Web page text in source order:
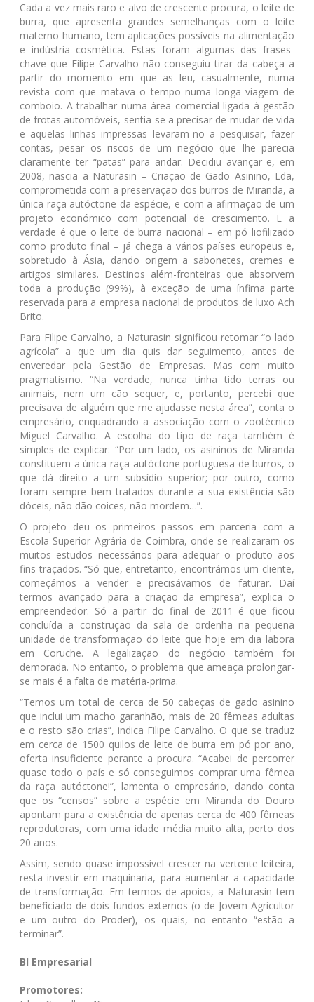
Cada a vez mais raro e alvo de crescente procura, o leite de
burra, que apresenta grandes semelhanças com o leite
materno humano, tem aplicações possíveis na alimentação
e indústria cosmética. Estas foram algumas das frases-
chave que Filipe Carvalho não conseguiu tirar da cabeça a
partir do momento em que as leu, casualmente, numa
revista com que matava o tempo numa longa viagem de
comboio. A trabalhar numa área comercial ligada à gestão
de frotas automóveis, sentia-se a precisar de mudar de vida
e aquelas linhas impressas levaram-no a pesquisar, fazer
contas, pesar os riscos de um negócio que lhe parecia
claramente ter “patas” para andar. Decidiu avançar e, em
2008, nascia a Naturasin – Criação de Gado Asinino, Lda,
comprometida com a preservação dos burros de Miranda, a
única raça autóctone da espécie, e com a afirmação de um
projeto económico com potencial de crescimento. E a
verdade é que o leite de burra nacional – em pó liofilizado
como produto final – já chega a vários países europeus e,
sobretudo à Ásia, dando origem a sabonetes, cremes e
artigos similares. Destinos além-fronteiras que absorvem
toda a produção (99%), à exceção de uma ínfima parte
reservada para a empresa nacional de produtos de luxo Ach
Brito.
Para Filipe Carvalho, a Naturasin significou retomar “o lado
agrícola” a que um dia quis dar seguimento, antes de
enveredar pela Gestão de Empresas. Mas com muito
pragmatismo. “Na verdade, nunca tinha tido terras ou
animais, nem um cão sequer, e, portanto, percebi que
precisava de alguém que me ajudasse nesta área”, conta o
empresário, enquadrando a associação com o zootécnico
Miguel Carvalho. A escolha do tipo de raça também é
simples de explicar: “Por um lado, os asininos de Miranda
constituem a única raça autóctone portuguesa de burros, o
que dá direito a um subsídio superior; por outro, como
foram sempre bem tratados durante a sua existência são
dóceis, não dão coices, não mordem…”.
O projeto deu os primeiros passos em parceria com a
Escola Superior Agrária de Coimbra, onde se realizaram os
muitos estudos necessários para adequar o produto aos
fins traçados. “Só que, entretanto, encontrámos um cliente,
começámos a vender e precisávamos de faturar. Daí
termos avançado para a criação da empresa”, explica o
empreendedor. Só a partir do final de 2011 é que ficou
concluída a construção da sala de ordenha na pequena
unidade de transformação do leite que hoje em dia labora
em Coruche. A legalização do negócio também foi
demorada. No entanto, o problema que ameaça prolongar-
se mais é a falta de matéria-prima.
“Temos um total de cerca de 50 cabeças de gado asinino
que inclui um macho garanhão, mais de 20 fêmeas adultas
e o resto são crias”, indica Filipe Carvalho. O que se traduz
em cerca de 1500 quilos de leite de burra em pó por ano,
oferta insuficiente perante a procura. “Acabei de percorrer
quase todo o país e só conseguimos comprar uma fêmea
da raça autóctone!”, lamenta o empresário, dando conta
que os “censos” sobre a espécie em Miranda do Douro
apontam para a existência de apenas cerca de 400 fêmeas
reprodutoras, com uma idade média muito alta, perto dos
20 anos.
Assim, sendo quase impossível crescer na vertente leiteira,
resta investir em maquinaria, para aumentar a capacidade
de transformação. Em termos de apoios, a Naturasin tem
beneficiado de dois fundos externos (o de Jovem Agricultor
e um outro do Proder), os quais, no entanto “estão a
terminar”.
BI Empresarial
Promotores: